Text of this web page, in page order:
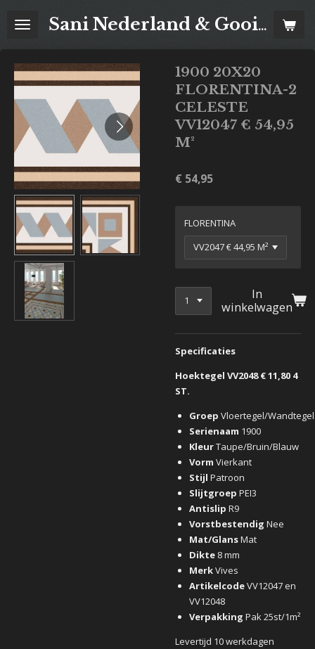
direct
Sani Nederland & Goois Tegelhuis
1900 20X20
FLORENTINA-2
CELESTE
VV12047 € 54,95
M²
€ 54,95
FLORENTINA
In
winkelwagen
Specificaties
Hoektegel VV2048 € 11,80 4
ST.
Groep Vloertegel/
Serienaam 1900
KleurTaupe/Bruin/Blauw
Vorm Vierkant
Stijl Patroon
Slijtgroep PEI3
Antislip R9
Vorstbestendig Nee
Mat/GlansMat
Dikte 8 mm
MerkVives
ArtikelcodeVV12047 en
VV12048
Verpakking Pak 25st/1m²
Levertijd 10 werkdagen